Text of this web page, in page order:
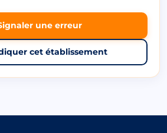
une erreur
cet établissement